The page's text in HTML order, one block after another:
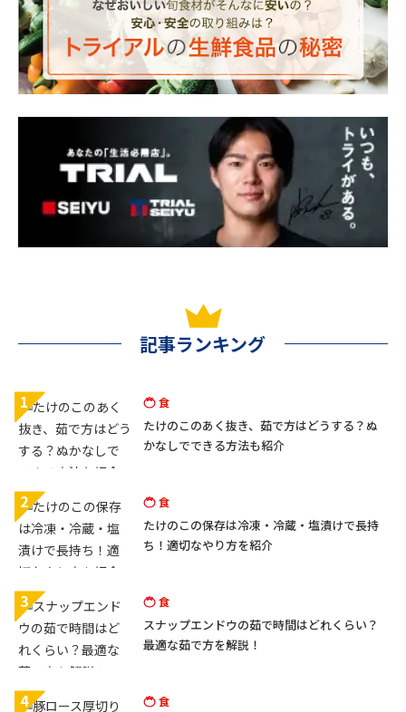
記事ランキング
1 食
たけのこのあく抜き、茹で方はどうする？ぬ
かなしでできる方法も紹介
2 食
たけのこの保存は冷凍・冷蔵・塩漬けで長持
ち！適切なやり方を紹介
3 食
スナップエンドウの茹で時間はどれくらい？
最適な茹で方を解説！
4 食